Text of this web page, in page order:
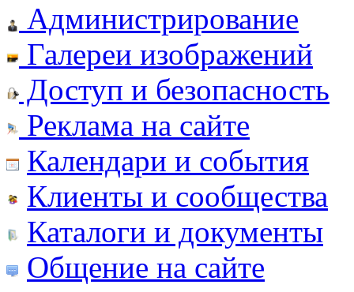
Администрирование
Галереи изображений
Доступ и безопасность
Реклама на сайте
Календари и события
Клиенты и сообщества
Каталоги и документы
Общение на сайте